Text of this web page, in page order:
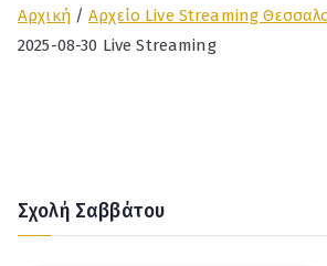
Αρχική
Αρχείο Live Streaming
2025-08-30 Live Streaming
Σχολή Σαββάτου